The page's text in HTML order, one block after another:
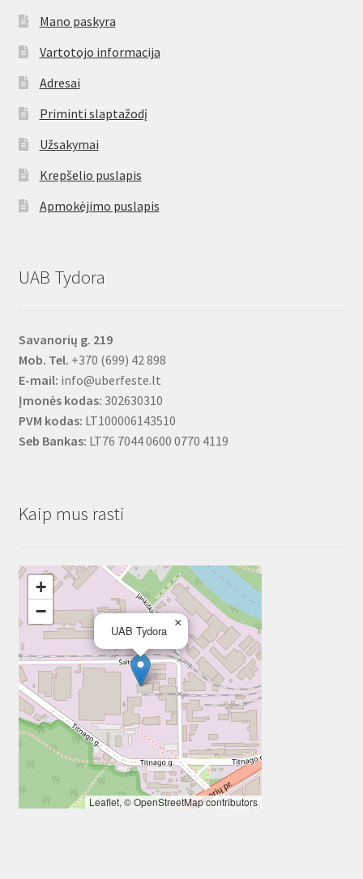
Mano paskyra
Vartotojo informacija
Adresai
Priminti slaptažodį
Užsakymai
Krepšelio puslapis
Apmokėjimo puslapis
UAB Tydora
Savanorių g. 219
Mob. Tel. +370 (699) 42 898
E-mail: info@uberfeste.lt
Įmonės kodas: 302630310
PVM kodas: LT100006143510
Seb Bankas: LT76 7044 0600 0770 4119
Kaip mus rasti
UAB Tydora
×
+
−
Leaflet, ©OpenStreetMapcontributors